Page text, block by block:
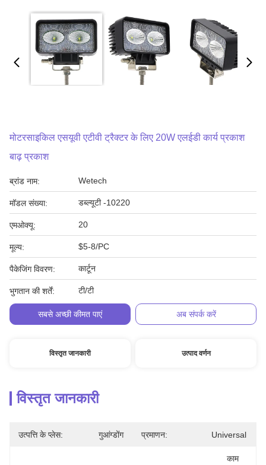
मोटरसाइकिल एसयूवी एटीवी ट्रैक्टर के लिए 20W एलईडी कार्य प्रकाश
बाढ़ प्रकाश
ब्रांड नाम: Wetech
मॉडल संख्या: डब्ल्यूटी -10220
एमओक्यू: 20
मूल्य: $5-8/PC
पैकेजिंग विवरण: कार्टून
भुगतान की शर्तें: टी/टी
सबसे अच्छी कीमत पाएं अब संपर्क करें
विस्तृत जानकारी उत्पाद वर्णन
विस्तृत जानकारी
उत्पत्ति के प्लेस: गुआंग्डोंग प्रमाणन: Universal
काम